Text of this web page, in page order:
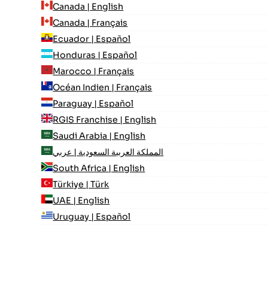
Canada | English
Canada | Français
Ecuador | Español
Honduras | Español
Marocco | Français
Océan Indien | Français
Paraguay | Español
RGIS Franchise | English
Saudi Arabia | English
المملكة العربية السعودية | عربي
South Africa | English
Türkiye | Türk
UAE | English
Uruguay | Español